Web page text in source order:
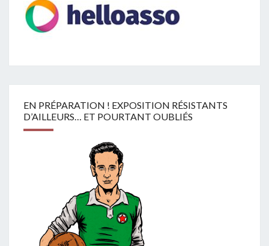
EN PRÉPARATION ! EXPOSITION RÉSISTANTS
D’AILLEURS… ET POURTANT OUBLIÉS